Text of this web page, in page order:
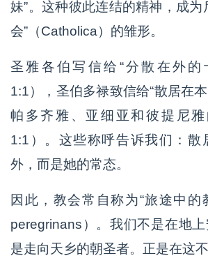
妹”。这种彼此连结的精神，成为
会”（Catholica）的雏形。
圣雅各伯写信给“分散在外的
1:1），圣伯多禄致信给“散居在
帕多齐雅、亚细亚和彼提尼
1:1）。这些称呼告诉我们：散
外，而是她的常态。
因此，教会常自称为“旅途中的
peregrinans）。我们不是在地
是走向天乡的朝圣者。正是在这